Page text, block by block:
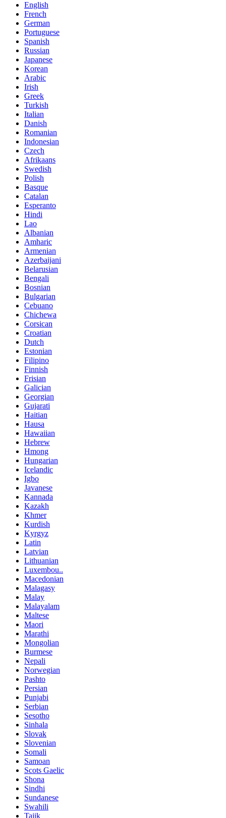
English
French
German
Portuguese
Spanish
Russian
Japanese
Korean
Arabic
Irish
Greek
Turkish
Italian
Danish
Romanian
Indonesian
Czech
Afrikaans
Swedish
Polish
Basque
Catalan
Esperanto
Hindi
Lao
Albanian
Amharic
Armenian
Azerbaijani
Belarusian
Bengali
Bosnian
Bulgarian
Cebuano
Chichewa
Corsican
Croatian
Dutch
Estonian
Filipino
Finnish
Frisian
Galician
Georgian
Gujarati
Haitian
Hausa
Hawaiian
Hebrew
Hmong
Hungarian
Icelandic
Igbo
Javanese
Kannada
Kazakh
Khmer
Kurdish
Kyrgyz
Latin
Latvian
Lithuanian
Luxembou..
Macedonian
Malagasy
Malay
Malayalam
Maltese
Maori
Marathi
Mongolian
Burmese
Nepali
Norwegian
Pashto
Persian
Punjabi
Serbian
Sesotho
Sinhala
Slovak
Slovenian
Somali
Samoan
Scots Gaelic
Shona
Sindhi
Sundanese
Swahili
Tajik